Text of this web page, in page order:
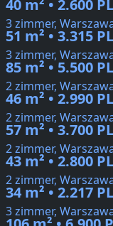
40 m² • 2.600
3 zimmer,
51 m² • 3.315
3 zimmer,
85 m² • 5.500
2 zimmer,
46 m² • 2.990
2 zimmer,
57 m² • 3.700
2 zimmer,
43 m² • 2.800
2 zimmer,
34 m² • 2.217
3 zimmer,